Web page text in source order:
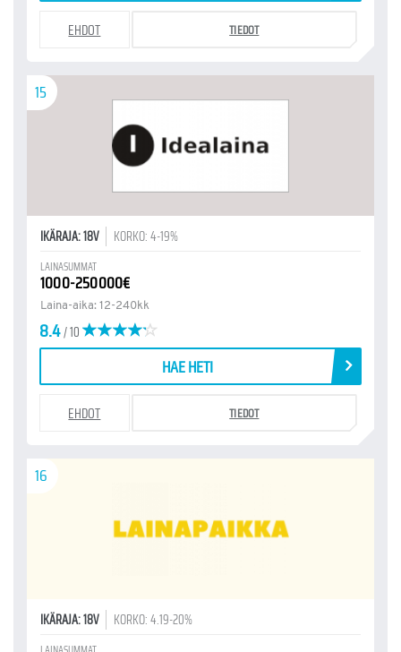
EHDOT TIEDOT
15
IKÄRAJA: 18V KORKO: 4-19%
LAINASUMMAT
1000-250000€
Laina-aika: 12-240kk
8.4/ 10
HAE HETI
EHDOT TIEDOT
16
IKÄRAJA: 18V KORKO: 4.19-20%